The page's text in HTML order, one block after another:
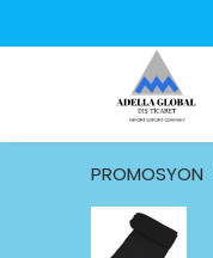
PROMOSYON